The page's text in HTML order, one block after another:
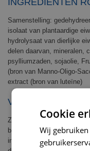
INGREDIËNTEN
Samenstelling:
isolaat van plantaardige
hydrolysaat van dierlijke
delen daarvan, mineralen,
psylliumzaden, sojaolie,
(bron van Manno-Oligo-
extract (bron van luteïne)
Zie tabel, geef meer of
behouden. Raadpleeg bij
in Amstelveen. Bewaar de
Cookie
Wij